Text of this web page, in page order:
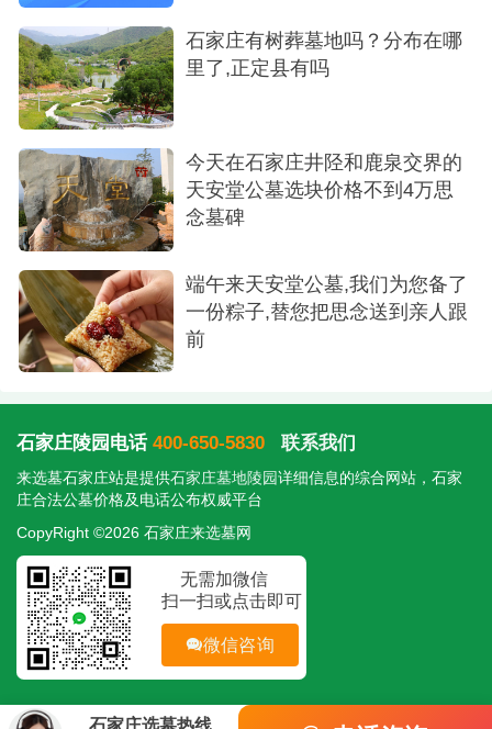
石家庄有树葬墓地吗？分布在哪
里了,正定县有吗
今天在石家庄井陉和鹿泉交界的
天安堂公墓选块价格不到4万思
念墓碑
端午来天安堂公墓,我们为您备了
一份粽子,替您把思念送到亲人跟
前
石家庄选墓热线
石家庄陵园电话 400-650-5830 联系我们
来选墓石家庄站是提供石家庄墓地陵园详细信息的综合网站，石家
庄合法公墓价格及电话公布权威平台
CopyRight ©2026 石家庄来选墓网
无需加微信
扫一扫或点击即可
微信咨询